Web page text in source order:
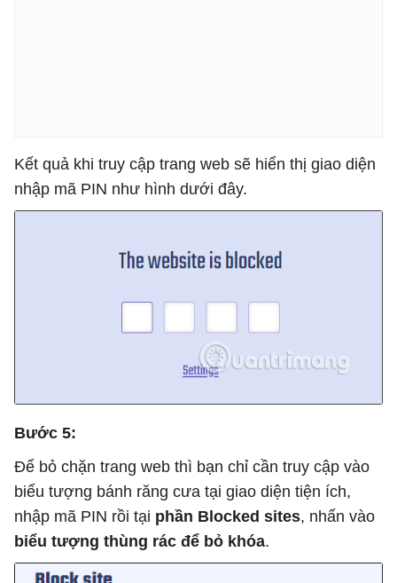
Kết quả khi truy cập trang web sẽ hiển thị giao diện
nhập mã PIN như hình dưới đây.
Bước 5:
Để bỏ chặn trang web thì bạn chỉ cần truy cập vào
biểu tượng bánh răng cưa tại giao diện tiện ích,
nhập mã PIN rồi tại phần Blocked sites, nhấn vào
biểu tượng thùng rác để bỏ khóa.